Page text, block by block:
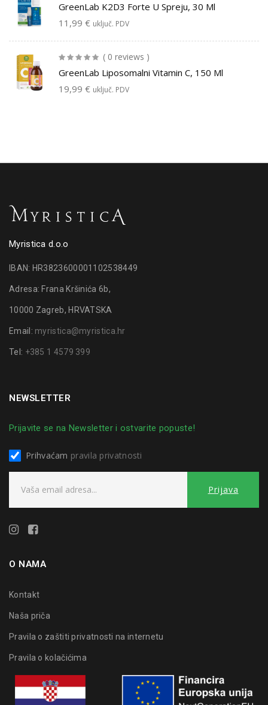
GreenLab K2D3 Forte U Spreju, 30 Ml
11,99 € uključ. PDV
( 0 reviews )
GreenLab Liposomalni Vitamin C, 150 Ml
19,99 € uključ. PDV
Myristica d.o.o
IBAN: HR3823600001102538449
Adresa: Frana Kršinića 6b,
10000 Zagreb, HRVATSKA
Email: myristica@myristica.hr
Tel: +385 1 4579 399
NEWSLETTER
Prijavite se na Newsletter i ostvarite popuste!
Prihvaćam pravila privatnosti
O NAMA
Kontakt
Naša priča
Pravila o zaštiti privatnosti na internetu
Pravila o kolačićima